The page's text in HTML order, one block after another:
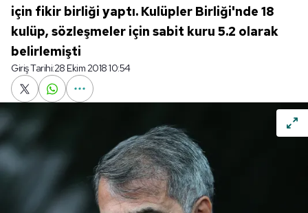
için fikir birliği yaptı. Kulüpler Birliği'nde 18
kulüp, sözleşmeler için sabit kuru 5.2 olarak
belirlemişti
Giriş Tarihi:28 Ekim 2018 10:54